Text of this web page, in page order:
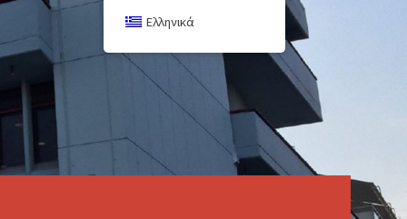
Ελληνικά